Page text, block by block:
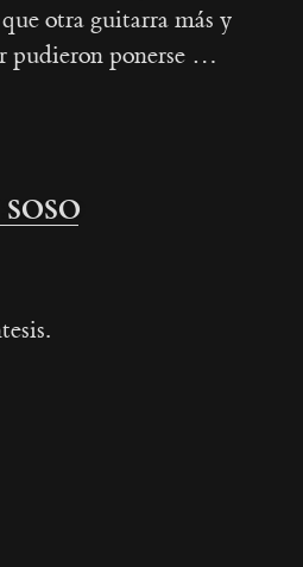
otra guitarra más y
ponerse …